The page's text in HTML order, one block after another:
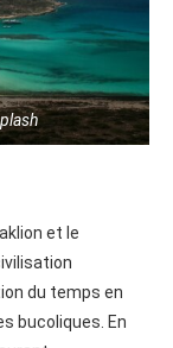
et le
du temps en
bucoliques. En